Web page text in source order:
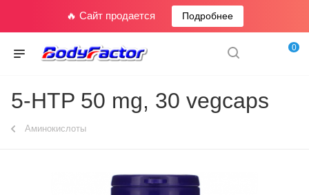
🔥 Сайт продается Подробнее
0
5-HTP 50 mg, 30 vegcaps
Аминокислоты